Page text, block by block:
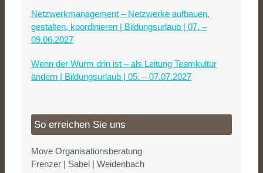
Netzwerkmanagement – Netzwerke aufbauen,
gestalten, koordinieren | Bildungsurlaub | 07. –
09.06.2027
Wenn der Wurm drin ist – als Leitung Teamkultur
ändern | Bildungsurlaub | 05. – 07.07.2027
So erreichen Sie uns
Move Organisationsberatung
Frenzer | Sabel | Weidenbach